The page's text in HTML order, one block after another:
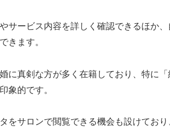
サービス内容を詳しく確認できるほか
きます。
に真剣な方が多く在籍しており、特に
象的です。
をサロンで閲覧できる機会も設けてお